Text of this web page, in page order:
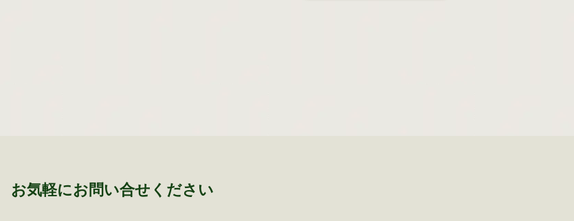
お気軽にお問い合せください